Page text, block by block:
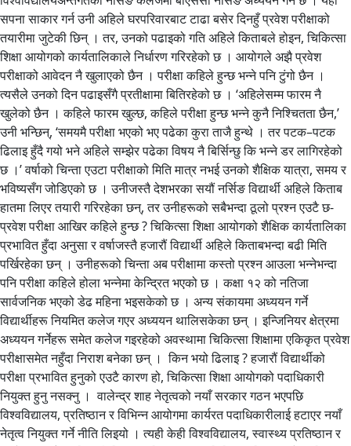
सपना साकार गर्न उनी अहिले घरपरिवारबाट टाढा बसेर दिनहुँ प्रवेश परीक्षाको
तयारीमा जुटेकी छिन् । तर, उनको पढाइको गति अहिले किताबले होइन, चिकित्सा
शिक्षा आयोगको कार्यतालिकाले निर्धारण गरिरहेको छ । आयोगले अझै प्रवेश
परीक्षाको आवेदन नै खुलाएको छैन । परीक्षा कहिले हुन्छ भन्ने पनि टुंगो छैन ।
त्यसैले उनको दिन पढाइसँगै प्रतीक्षामा बितिरहेको छ । ‘अहिलेसम्म फारम नै
खुलेको छैन । कहिले फारम खुल्छ, कहिले परीक्षा हुन्छ भन्ने कुनै निश्चितता छैन,’
उनी भन्छिन्, ‘समयमै परीक्षा भएको भए पढेका कुरा ताजै हुन्थे । तर पटक–पटक
ढिलाइ हुँदै गयो भने अहिले सम्झेर पढेका विषय नै बिर्सिन्छु कि भन्ने डर लागिरहेको
छ ।’ वर्षाको चिन्ता एउटा परीक्षाको मिति मात्र नभई उनको शैक्षिक यात्रा, समय र
भविष्यसँग जोडिएको छ । उनीजस्तै देशभरका सयौं नर्सिङ विद्यार्थी अहिले किताब
हातमा लिएर तयारी गरिरहेका छन्, तर उनीहरूको सबैभन्दा ठूलो प्रश्न एउटै छ-
प्रवेश परीक्षा आखिर कहिले हुन्छ ? चिकित्सा शिक्षा आयोगको शैक्षिक कार्यतालिका
प्रभावित हुँदा अनुसा र वर्षाजस्तै हजारौं विद्यार्थी अहिले किताबभन्दा बढी मिति
पर्खिरहेका छन् । उनीहरूको चिन्ता अब परीक्षामा कस्तो प्रश्न आउला भन्नेभन्दा
पनि परीक्षा कहिले होला भन्नेमा केन्द्रित भएको छ । कक्षा १२ को नतिजा
सार्वजनिक भएको डेढ महिना भइसकेको छ । अन्य संकायमा अध्ययन गर्ने
विद्यार्थीहरू नियमित कलेज गएर अध्ययन थालिसकेका छन् । इन्जिनियर क्षेत्रमा
अध्ययन गर्नेहरू समेत कलेज गइरहेको अवस्थामा चिकित्सा शिक्षामा एकिकृत प्रवेश
परीक्षासमेत नहुँदा निराश बनेका छन् । किन भयो ढिलाइ ? हजारौं विद्यार्थीको
परीक्षा प्रभावित हुनुको एउटै कारण हो, चिकित्सा शिक्षा आयोगको पदाधिकारी
नियुक्त हुनु नसक्नु । वालेन्द्र शाह नेतृत्वको नयाँ सरकार गठन भएपछि
विश्वविद्यालय, प्रतिष्ठान र विभिन्न आयोगमा कार्यरत पदाधिकारीलाई हटाएर नयाँ
नेतृत्व नियुक्त गर्ने नीति लिइयो । त्यही केही विश्वविद्यालय, स्वास्थ्य प्रतिष्ठान र